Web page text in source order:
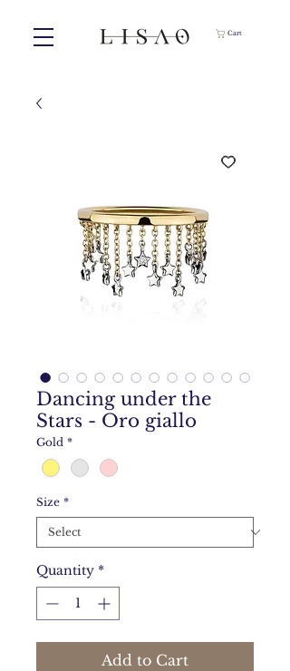
Cart
Dancing under the
Stars - Oro giallo
Gold *
Size *
Quantity *
Add to Cart